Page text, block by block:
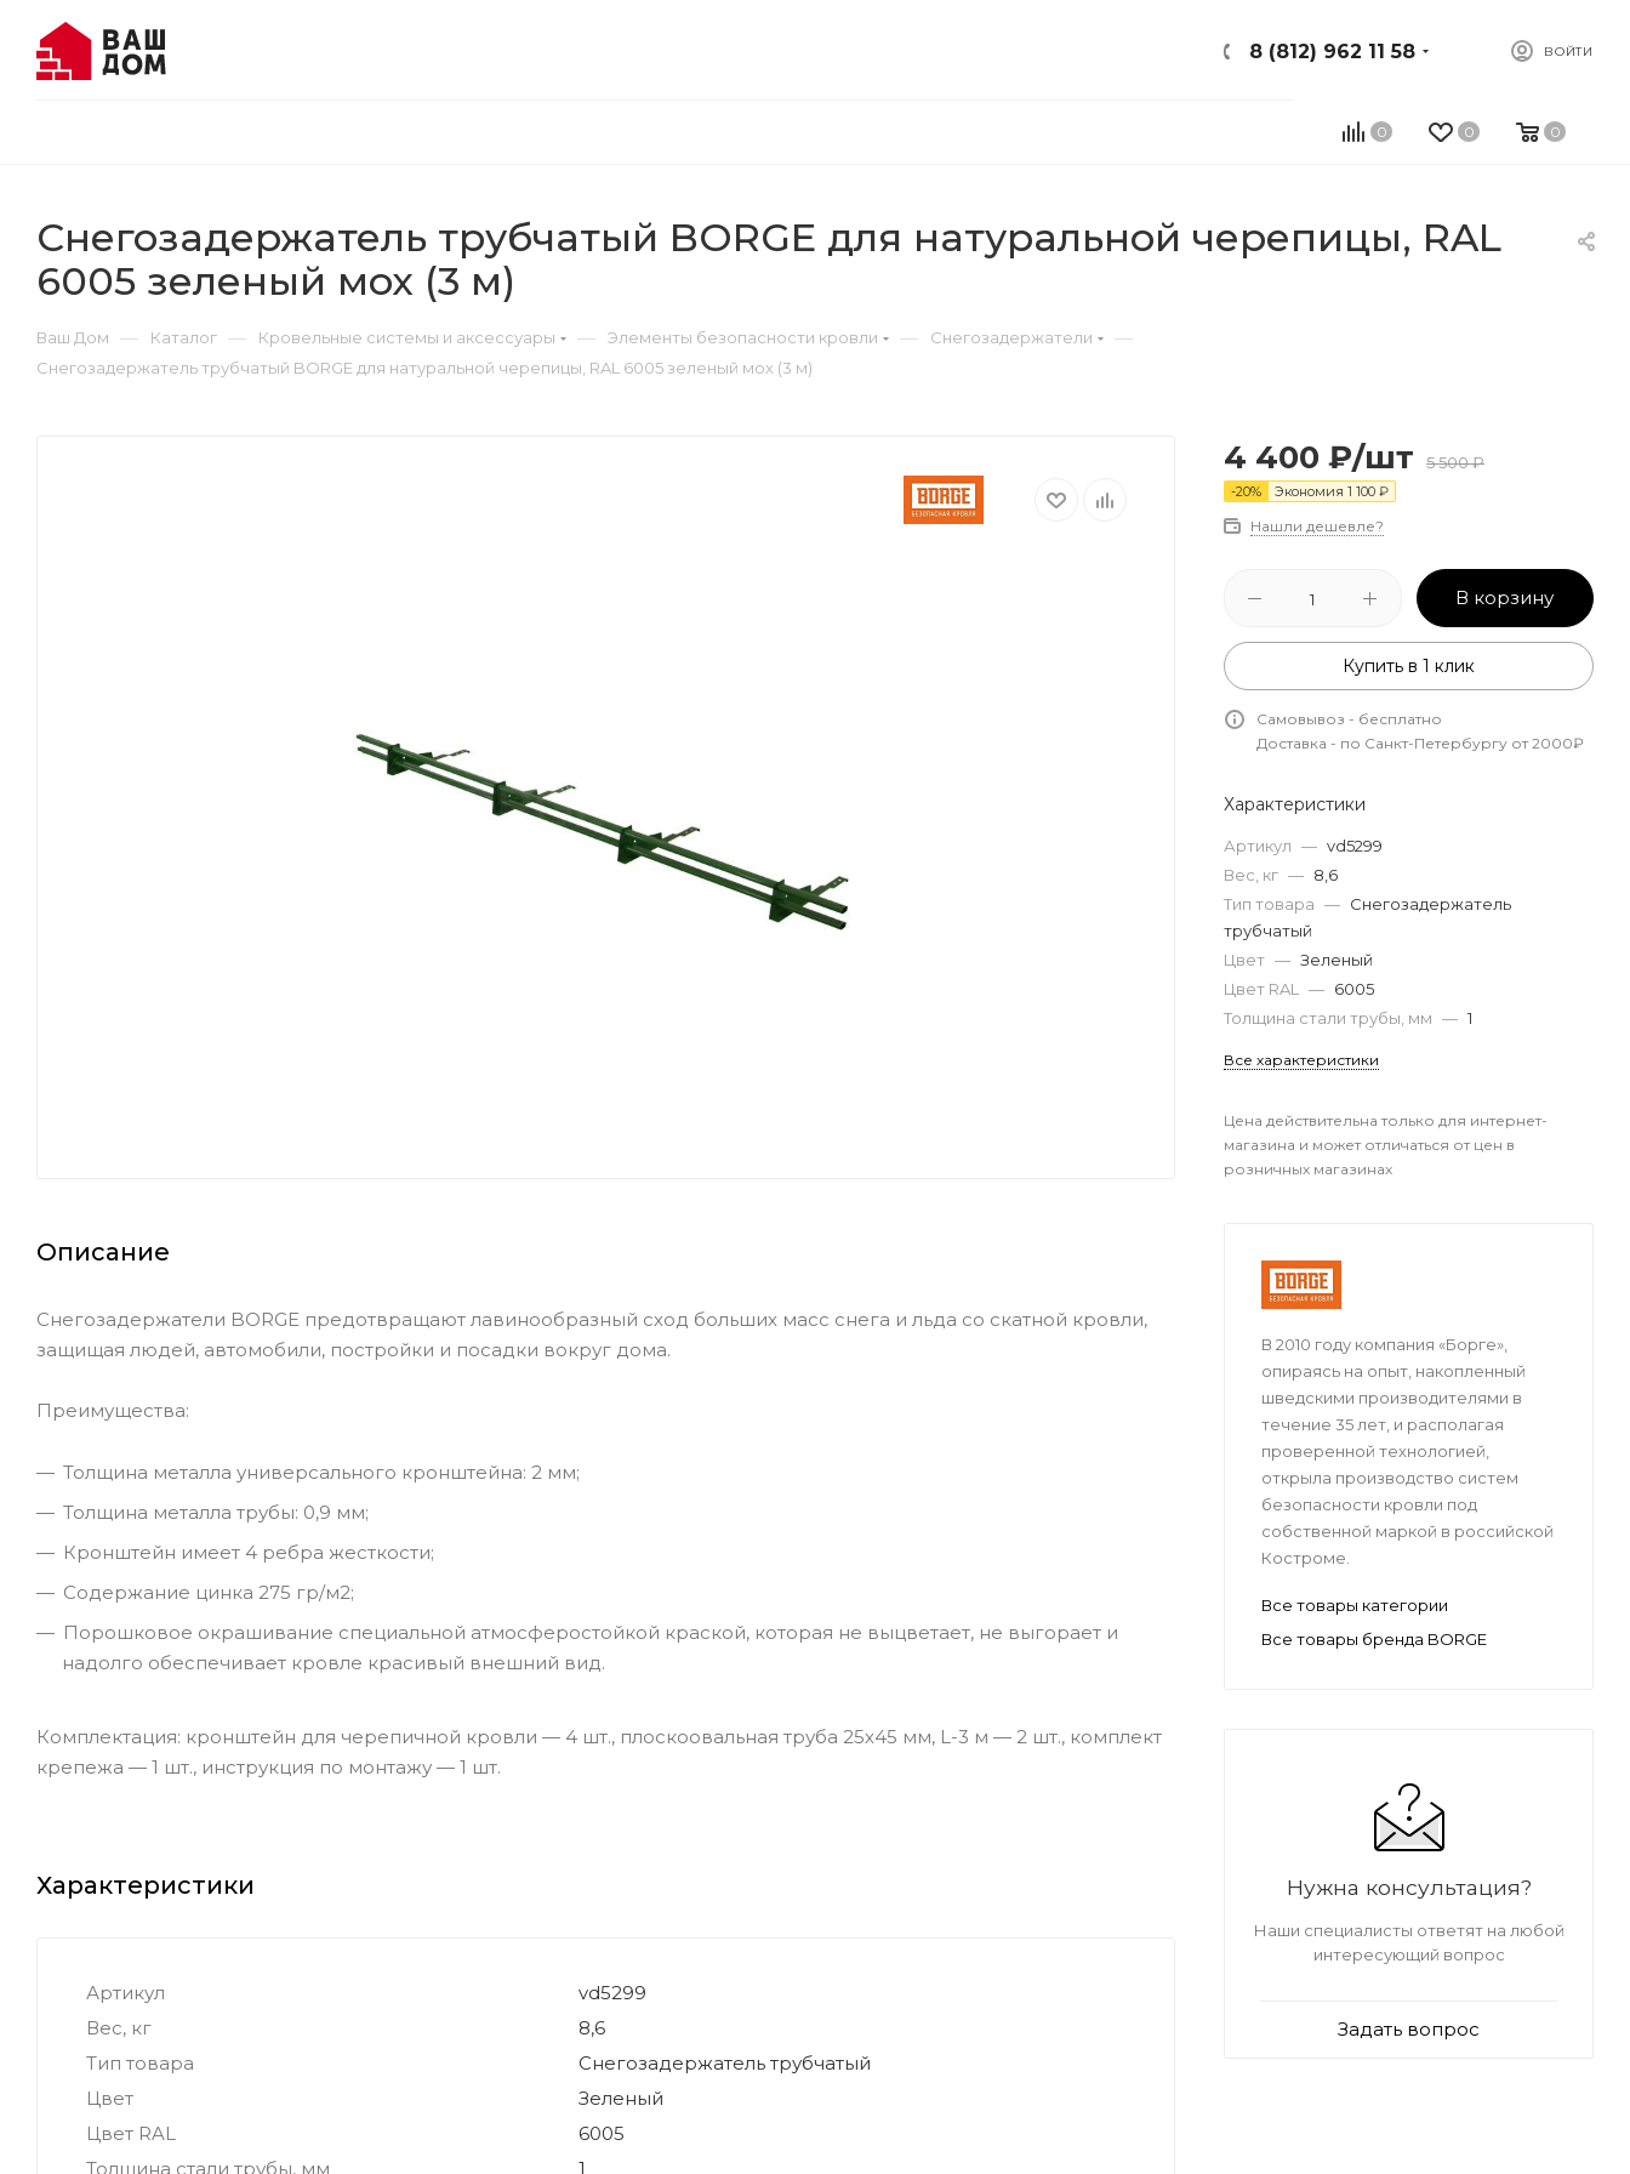
ВОЙТИ
8 (812) 962 11 58
0 0 0
Снегозадержатель трубчатый BORGE для натуральной черепицы, RAL
6005 зеленый мох (3 м)
Ваш Дом — Каталог — Кровельные системы и аксессуары — Элементы безопасности кровли — Снегозадержатели —
Снегозадержатель трубчатый BORGE для натуральной черепицы, RAL 6005 зеленый мох (3 м)
Описание
Снегозадержатели BORGE предотвращают лавинообразный сход больших масс снега и льда со скатной кровли,
защищая людей, автомобили, постройки и посадки вокруг дома.
Преимущества:
Толщина металла универсального кронштейна: 2 мм;
Толщина металла трубы: 0,9 мм;
Кронштейн имеет 4 ребра жесткости;
Содержание цинка 275 гр/м2;
Порошковое окрашивание специальной атмосферостойкой краской, которая не выцветает, не выгорает и
надолго обеспечивает кровле красивый внешний вид.
Комплектация: кронштейн для черепичной кровли — 4 шт., плоскоовальная труба 25х45 мм, L-3 м — 2 шт., комплект
крепежа — 1 шт., инструкция по монтажу — 1 шт.
Характеристики
Артикул
vd5299
Вес, кг
8,6
Тип товара
Снегозадержатель трубчатый
Цвет
Зеленый
Цвет RAL
6005
Толщина стали трубы, мм
1
4 400 ₽/шт 5 500₽
-20% Экономия 1 100 ₽
Нашли дешевле?
В корзину
Купить в 1 клик
Самовывоз - бесплатно
Доставка - по Санкт-Петербургу от 2000₽
Характеристики
Артикул — vd5299
Вес, кг — 8,6
Тип товара — Снегозадержатель
трубчатый
Цвет — Зеленый
Цвет RAL
— 6005
Толщина стали трубы, мм — 1
Все характеристики
Цена действительна только для интернет-
магазина и может отличаться от цен в
розничных магазинах
В 2010 году компания «Борге»,
опираясь на опыт, накопленный
шведскими производителями в
течение 35 лет, и располагая
проверенной технологией,
открыла производство систем
безопасности кровли под
собственной маркой в российской
Костроме.
Все товары категории
Все товары бренда BORGE
Нужна консультация?
Наши специалисты ответят на любой
интересующий вопрос
Задать вопрос